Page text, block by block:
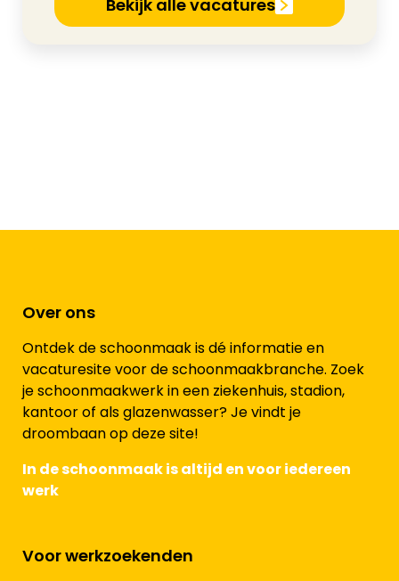
Bekijk alle vacatures
Over ons
Ontdek de schoonmaak is dé informatie en
vacaturesite voor de schoonmaakbranche. Zoek
je schoonmaakwerk in een ziekenhuis, stadion,
kantoor of als glazenwasser? Je vindt je
droombaan op deze site!
In de schoonmaak is altijd en voor iedereen
werk
Voor werkzoekenden